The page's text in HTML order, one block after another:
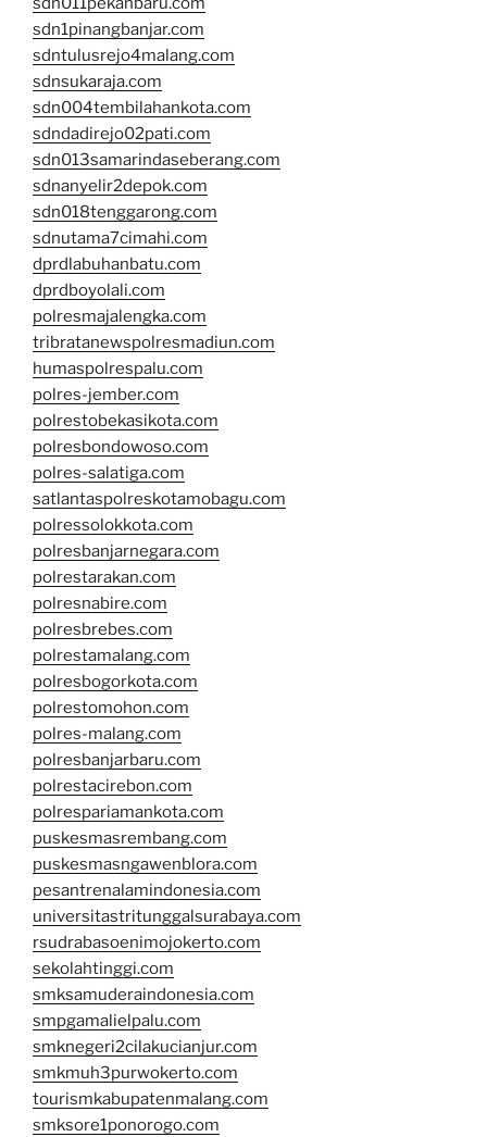
sdn1pinangbanjar.com
sdntulusrejo4malang.com
sdnsukaraja.com
sdn004tembilahankota.com
sdndadirejo02pati.com
sdn013samarindaseberang.com
sdnanyelir2depok.com
sdn018tenggarong.com
sdnutama7cimahi.com
dprdlabuhanbatu.com
dprdboyolali.com
polresmajalengka.com
tribratanewspolresmadiun.com
humaspolrespalu.com
polres-jember.com
polrestobekasikota.com
polresbondowoso.com
polres-salatiga.com
satlantaspolreskotamobagu.com
polressolokkota.com
polresbanjarnegara.com
polrestarakan.com
polresnabire.com
polresbrebes.com
polrestamalang.com
polresbogorkota.com
polrestomohon.com
polres-malang.com
polresbanjarbaru.com
polrestacirebon.com
polrespariamankota.com
puskesmasrembang.com
puskesmasngawenblora.com
pesantrenalamindonesia.com
universitastritunggalsurabaya.com
rsudrabasoenimojokerto.com
sekolahtinggi.com
smksamuderaindonesia.com
smpgamalielpalu.com
smknegeri2cilakucianjur.com
smkmuh3purwokerto.com
tourismkabupatenmalang.com
smksore1ponorogo.com